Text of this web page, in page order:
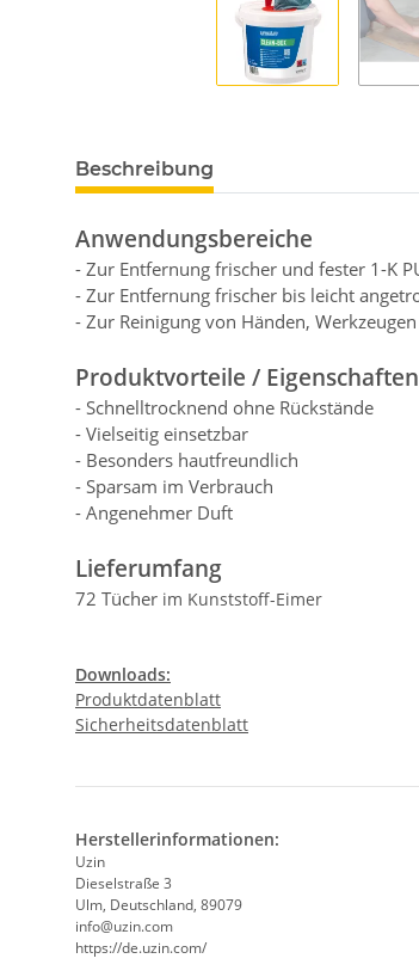
Beschreibung
Anwendungsbereiche
- Zur Entfernung frischer und fester 1-K
- Zur Entfernung frischer bis leicht
- Zur Reinigung von Händen,
Produktvorteile / Eigenschaften
- Schnelltrocknend ohne Rückstände
- Vielseitig einsetzbar
- Besonders hautfreundlich
- Sparsam im Verbrauch
- Angenehmer Duft
Lieferumfang
72 Tücher im Kunststoff-Eimer
Downloads:
Produktdatenblatt
Sicherheitsdatenblatt
Herstellerinformationen:
Uzin
Dieselstraße 3
Ulm, Deutschland, 89079
info@uzin.com
https://de.uzin.com/